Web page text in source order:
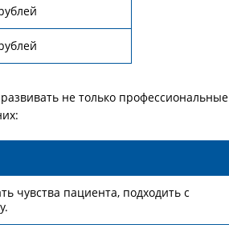
не только профессиональные
чувства пациента, подходить с